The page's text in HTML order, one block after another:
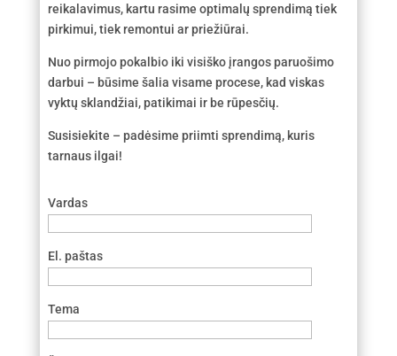
reikalavimus, kartu rasime optimalų sprendimą tiek
pirkimui, tiek remontui ar priežiūrai.
Nuo pirmojo pokalbio iki visiško įrangos paruošimo
darbui – būsime šalia visame procese, kad viskas
vyktų sklandžiai, patikimai ir be rūpesčių.
Susisiekite – padėsime priimti sprendimą, kuris
tarnaus ilgai!
Vardas
El. paštas
Tema